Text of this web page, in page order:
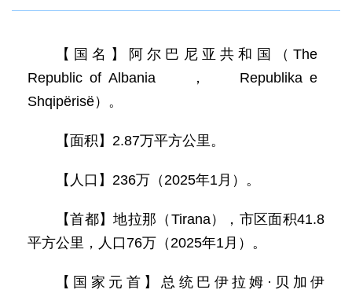
【国名】阿尔巴尼亚共和国（The
Republic of Albania，Republika e
Shqipërisë）。
【面积】2.87万平方公里。
【人口】236万（2025年1月）。
【首都】地拉那（Tirana），市区面积41.8
平方公里，人口76万（2025年1月）。
【国家元首】总统巴伊拉姆·贝加伊